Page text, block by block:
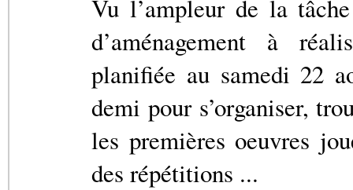
Vu l’ampleur de la
d’aménagement à
planifiée au samedi 22
demi pour s’organiser,
les premières oeuvres
des répétitions ...